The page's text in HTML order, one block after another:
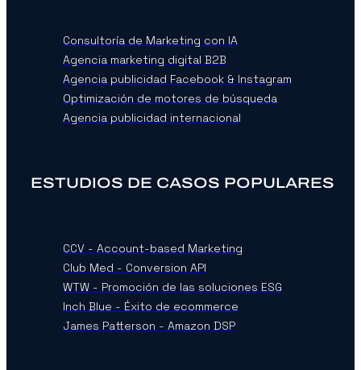
Consultoría de Marketing con IA
Agencia marketing digital B2B
Agencia publicidad Facebook & Instagram
Optimización de motores de búsqueda
Agencia publicidad internacional
ESTUDIOS DE CASOS POPULARES
CCV - Account-based Marketing
Club Med - Conversion API
WTW - Promoción de las soluciones ESG
Inch Blue - Éxito de ecommerce
James Patterson - Amazon DSP